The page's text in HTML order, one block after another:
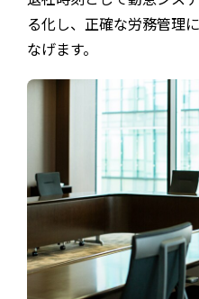
る化し、正確な労務管理
なげます。